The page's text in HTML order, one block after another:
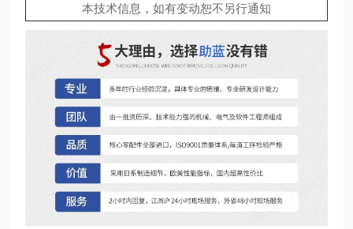
本技术信息，如有变动恕不另行通知